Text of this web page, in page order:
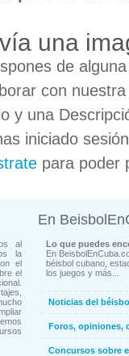
una
de
con
y una
iniciado
para poder
al
la
el
el
En
Lo que puedes
En
béisbol cubano,
los juegos y más...
Noticias del
Foros, opiniones,
Concursos sobre